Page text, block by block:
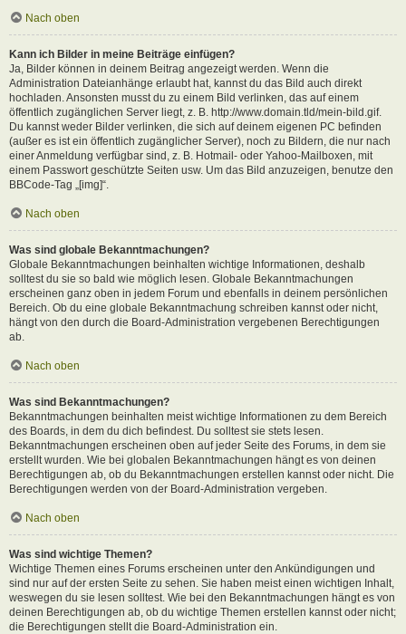
Nach oben
Kann ich Bilder in meine Beiträge einfügen?
Ja, Bilder können in deinem Beitrag angezeigt werden. Wenn die
Administration Dateianhänge erlaubt hat, kannst du das Bild auch direkt
hochladen. Ansonsten musst du zu einem Bild verlinken, das auf einem
öffentlich zugänglichen Server liegt, z. B. http://www.domain.tld/mein-bild.gif.
Du kannst weder Bilder verlinken, die sich auf deinem eigenen PC befinden
(außer es ist ein öffentlich zugänglicher Server), noch zu Bildern, die nur nach
einer Anmeldung verfügbar sind, z. B. Hotmail- oder Yahoo-Mailboxen, mit
einem Passwort geschützte Seiten usw. Um das Bild anzuzeigen, benutze den
BBCode-Tag „[img]“.
Nach oben
Was sind globale Bekanntmachungen?
Globale Bekanntmachungen beinhalten wichtige Informationen, deshalb
solltest du sie so bald wie möglich lesen. Globale Bekanntmachungen
erscheinen ganz oben in jedem Forum und ebenfalls in deinem persönlichen
Bereich. Ob du eine globale Bekanntmachung schreiben kannst oder nicht,
hängt von den durch die Board-Administration vergebenen Berechtigungen
ab.
Nach oben
Was sind Bekanntmachungen?
Bekanntmachungen beinhalten meist wichtige Informationen zu dem Bereich
des Boards, in dem du dich befindest. Du solltest sie stets lesen.
Bekanntmachungen erscheinen oben auf jeder Seite des Forums, in dem sie
erstellt wurden. Wie bei globalen Bekanntmachungen hängt es von deinen
Berechtigungen ab, ob du Bekanntmachungen erstellen kannst oder nicht. Die
Berechtigungen werden von der Board-Administration vergeben.
Nach oben
Was sind wichtige Themen?
Wichtige Themen eines Forums erscheinen unter den Ankündigungen und
sind nur auf der ersten Seite zu sehen. Sie haben meist einen wichtigen Inhalt,
weswegen du sie lesen solltest. Wie bei den Bekanntmachungen hängt es von
deinen Berechtigungen ab, ob du wichtige Themen erstellen kannst oder nicht;
die Berechtigungen stellt die Board-Administration ein.